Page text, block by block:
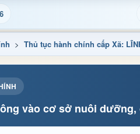
đến với Trang thông tin điện
> Thủ tục hành chính cấp Xã:
vào cơ sở nuôi